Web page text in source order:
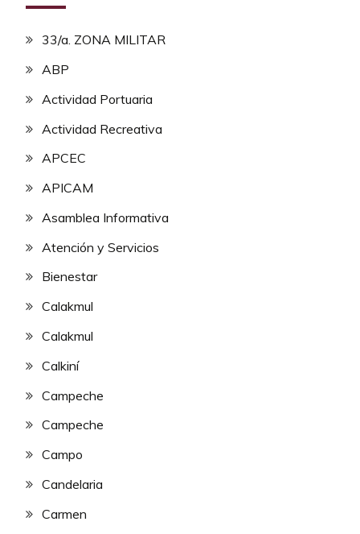
33/a. ZONA MILITAR
ABP
Actividad Portuaria
Actividad Recreativa
APCEC
APICAM
Asamblea Informativa
Atención y Servicios
Bienestar
Calakmul
Calakmul
Calkiní
Campeche
Campeche
Campo
Candelaria
Carmen